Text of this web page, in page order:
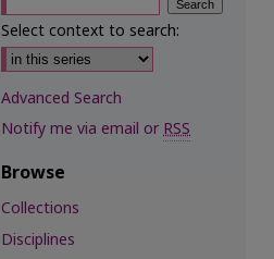
Select context to search:
Advanced Search
Notify me via email orRSS
Browse
Collections
Disciplines